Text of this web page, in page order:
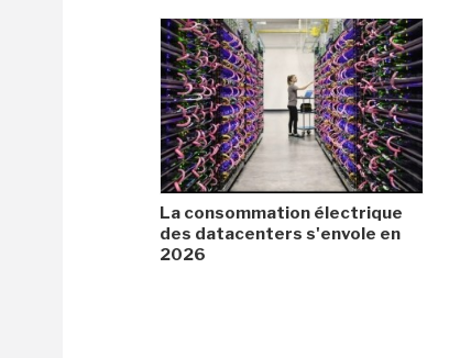
La consommation électrique
des datacenters s'envole en
2026